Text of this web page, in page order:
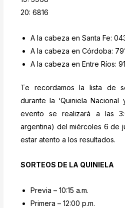
20: 6816
A la cabeza en Santa Fe:
A la cabeza en Córdoba:
A la cabeza en Entre Ríos:
Te recordamos la lista de
durante la ‘Quiniela Nacional
evento se realizará a las
argentina) del miércoles 6 de
estar atento a los resultados.
SORTEOS DE LA QUINIELA
Previa – 10:15 a.m.
Primera – 12:00 p.m.